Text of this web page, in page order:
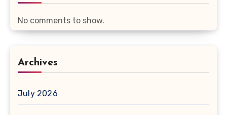
No comments to show.
Archives
July 2026